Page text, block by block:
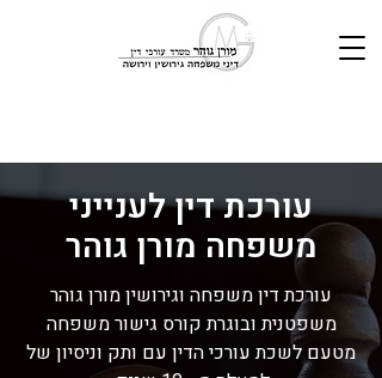
עורכת דין לענייני
משפחה מורן גוהר
עורכת דין משפחה וגירושין מורן גוהר
משפטנית ובוגרת קורס גישור משפחה
מטעם לשכת עורכי הדין עם ותק וניסיון של